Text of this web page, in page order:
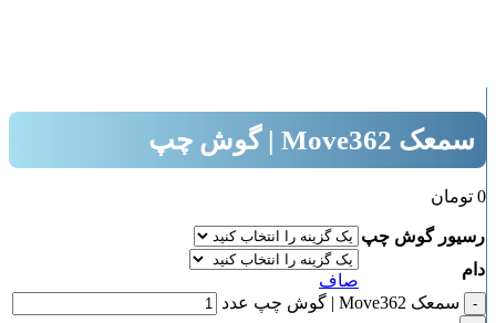
سمعک Move362 | گوش چپ
0 تومان
رسیور گوش چپ
دام
صاف
سمعک Move362 | گوش چپ عدد